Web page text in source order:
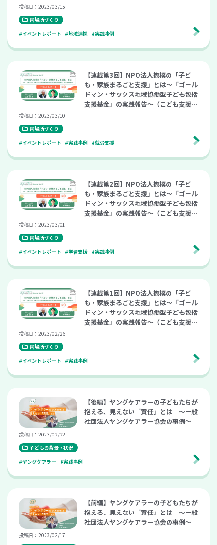
投稿日：2023/03/15
居場所づくり
#イベントレポート
#地域連携 #実践事例
【連載第3回】NPO法人抱樸の「子ど
も・家族まるごと支援」とは～「ゴール
ドマン・サックス地域協働型子ども包括
支援基金」の実践報告～（こども支援ナ
投稿日：2023/03/10
居場所づくり
#イベントレポート
#実践事例 #就労支援
【連載第2回】NPO法人抱樸の「子ど
も・家族まるごと支援」とは～「ゴール
ドマン・サックス地域協働型子ども包括
支援基金」の実践報告～（こども支援ナ
投稿日：2023/03/01
居場所づくり
#イベントレポート
#学習支援 #実践事例
【連載第1回】NPO法人抱樸の「子ど
も・家族まるごと支援」とは～「ゴール
ドマン・サックス地域協働型子ども包括
支援基金」の実践報告～（こども支援ナ
投稿日：2023/02/26
居場所づくり
#イベントレポート
#実践事例
【後編】ヤングケアラーの子どもたちが
抱える、見えない「責任」とは ～一般
社団法人ヤングケアラー協会の事例～
投稿日：2023/02/22
子どもの背景・状況
#ヤングケアラー
#実践事例
【前編】ヤングケアラーの子どもたちが
抱える、見えない「責任」とは ～一般
社団法人ヤングケアラー協会の事例～
投稿日：2023/02/17